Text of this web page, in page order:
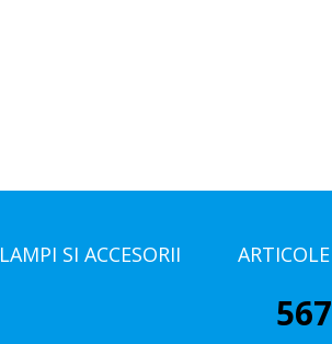
LAMPI SI ACCESORII ARTICOLE
567